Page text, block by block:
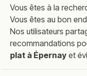
Vous êtes à la
Vous êtes au bon
Nos utilisateurs
recommandations
plat à Épernay et